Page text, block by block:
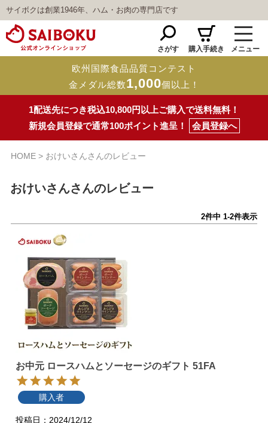
サイボクは創業1946年、ハム・お肉の専門店です
さがす 購入手続き メニュー
欧州国際食品品質コンテスト
金メダル総数1,000個以上！
1配送先につき税込10,800円以上ご購入で送料無料！
新規会員登録で通常100ポイント進呈！
会員登録へ
HOME おけいさんさんのレビュー
おけいさんさんのレビュー
2件中 1-2件表示
お中元 ロースハムとソーセージのギフト 51FA
購入者
投稿日 2024/12/12